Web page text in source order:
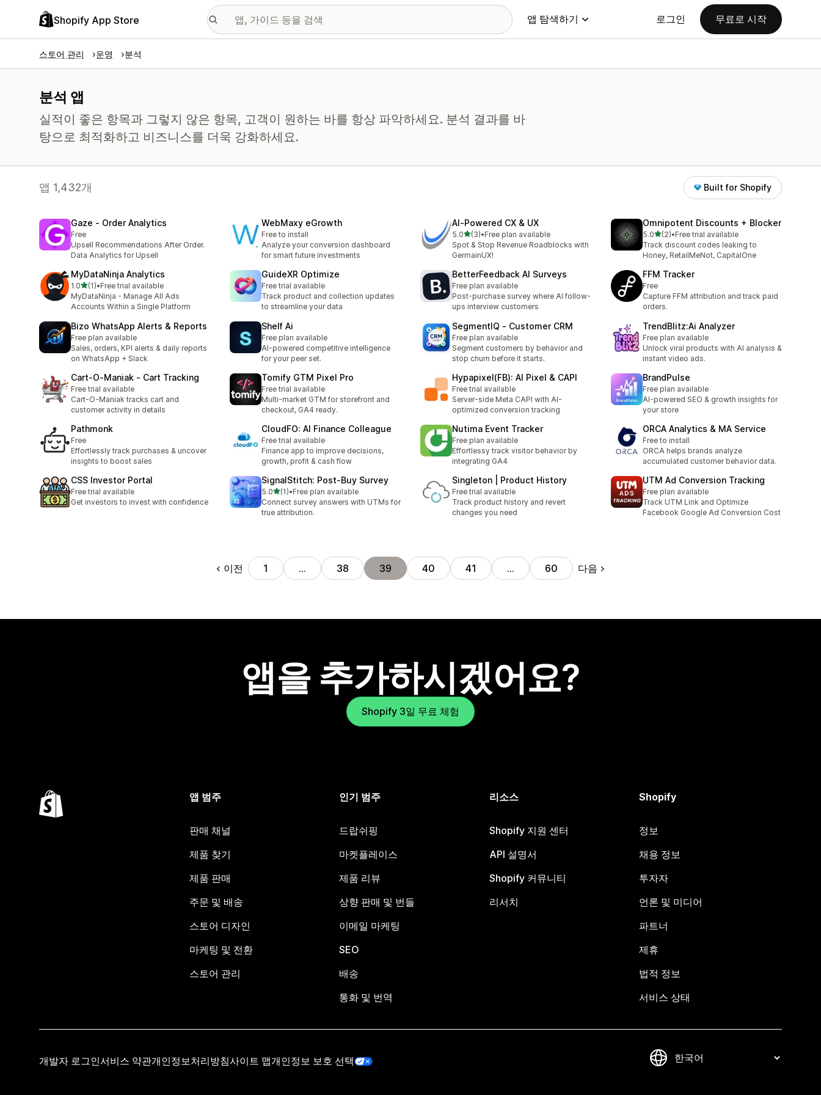
Shopify App Store 앱 탐색하기 로그인 무료로 시작
스토어 관리 운영 분석
분석 앱
실적이 좋은 항목과 그렇지 않은 항목, 고객이 원하는 바를 항상 파악하세요. 분석 결과를 바
탕으로 최적화하고 비즈니스를 더욱 강화하세요.
앱 1,432개 Built for Shopify
Gaze ‑ Order Analytics
Free
Upsell Recommendations After Order.
Data Analytics for Upsell
WebMaxy eGrowth
Free to install
Analyze your conversion dashboard
for smart future investments
AI‑Powered CX & UX
5.0별 5개 중
(3)
총 리뷰 3개
•Free plan available
Spot & Stop Revenue Roadblocks with
GermainUX!
Omnipotent Discounts + Blocker
5.0별 5개 중
(2)
총 리뷰 2개
•Free trial available
Track discount codes leaking to
Honey, RetailMeNot, CapitalOne
MyDataNinja Analytics
1.0별 5개 중
(1)
총 리뷰 1개
•Free trial available
MyDataNinja - Manage All Ads
Accounts Within a Single Platform
GuideXR Optimize
Free trial available
Track product and collection updates
to streamline your data
BetterFeedback AI Surveys
Free plan available
Post-purchase survey where AI follow-
ups interview customers
FFM Tracker
Free
Capture FFM attribution and track paid
orders.
Bizo WhatsApp Alerts & Reports
Free plan available
Sales, orders, KPI alerts & daily reports
on WhatsApp + Slack
Shelf Ai
Free plan available
AI-powered competitive intelligence
for your peer set.
SegmentIQ ‑ Customer CRM
Free plan available
Segment customers by behavior and
stop churn before it starts.
TrendBlitz:Ai Analyzer
Free plan available
Unlock viral products with AI analysis &
instant video ads.
Cart‑O‑Maniak ‑ Cart Tracking
Free trial available
Cart-O-Maniak tracks cart and
customer activity in details
Tomify GTM Pixel Pro
Free trial available
Multi-market GTM for storefront and
checkout, GA4 ready.
Hypapixel(FB): AI Pixel & CAPI
Free trial available
Server-side Meta CAPI with AI-
optimized conversion tracking
BrandPulse
Free plan available
AI-powered SEO & growth insights for
your store
Pathmonk
Free
Effortlessly track purchases & uncover
insights to boost sales
CloudFO: AI Finance Colleague
Free trial available
Finance app to improve decisions,
growth, profit & cash flow
Nutima Event Tracker
Free plan available
Effortlessy track visitor behavior by
integrating GA4
ORCA Analytics & MA Service
Free to install
ORCA helps brands analyze
accumulated customer behavior data.
CSS Investor Portal
Free trial available
Get investors to invest with confidence
SignalStitch: Post‑Buy Survey
5.0별 5개 중
(1)
총 리뷰 1개
•Free plan available
Connect survey answers with UTMs for
true attribution.
Singleton | Product History
Free trial available
Track product history and revert
changes you need
UTM Ad Conversion Tracking
Free plan available
Track UTM Link and Optimize
Facebook Google Ad Conversion Cost
이전 1 … 38 39 40 41 … 60 다음
앱을 추가하시겠어요?
Shopify 3일 무료 체험
앱 범주
판매 채널
제품 찾기
제품 판매
주문 및 배송
스토어 디자인
마케팅 및 전환
스토어 관리
인기 범주
드랍쉬핑
마켓플레이스
제품 리뷰
상향 판매 및 번들
이메일 마케팅
SEO
배송
통화 및 번역
리소스
Shopify 지원 센터
API 설명서
Shopify 커뮤니티
리서치
Shopify
정보
채용 정보
투자자
언론 및 미디어
파트너
제휴
법적 정보
서비스 상태
개발자 로그인서비스 약관개인정보처리방침사이트 맵개인정보 보호 선택